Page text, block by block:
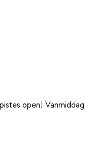
open! Vanmiddag